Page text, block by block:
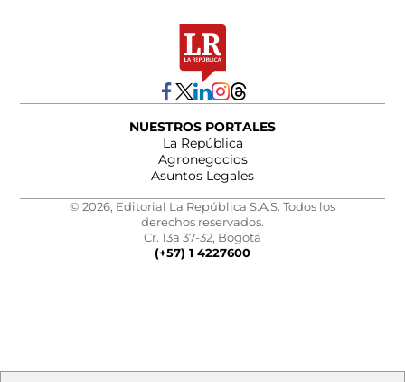
NUESTROS PORTALES
La República
Agronegocios
Asuntos Legales
© 2026, Editorial La República S.A.S. Todos los
derechos reservados.
Cr. 13a 37-32, Bogotá
(+57) 1 4227600